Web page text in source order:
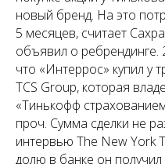
новый бренд. На это
5 месяцев, считает
объявил о ребрендинге.
что «Интеррос» купил у
TCS Group, которая
«Тинькофф
проч. Сумма сделки не
интервью The New York
долю в банке он